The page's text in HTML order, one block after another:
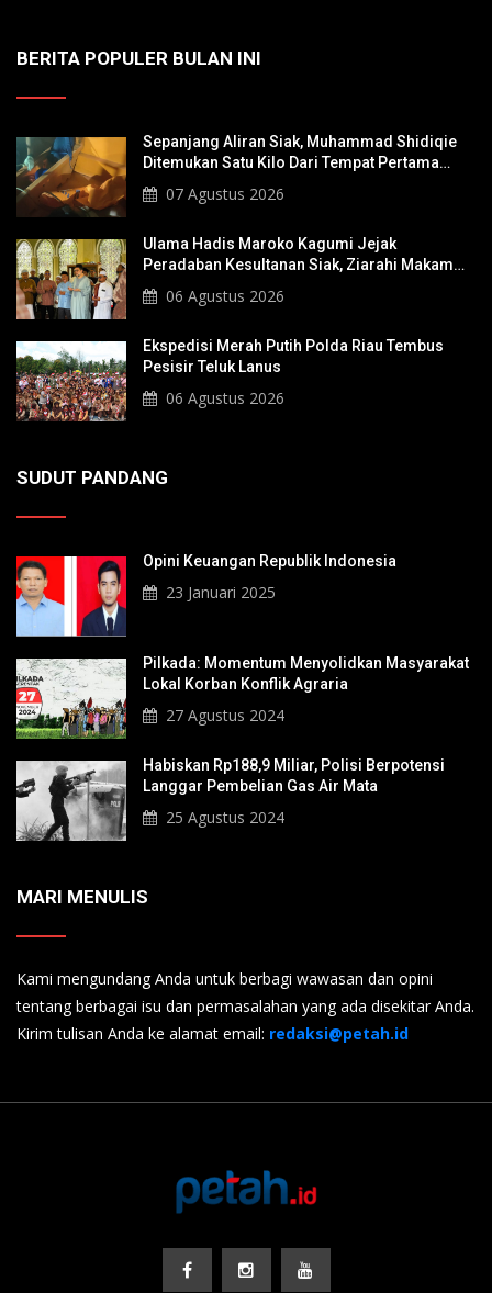
BERITA POPULER BULAN INI
Sepanjang Aliran Siak, Muhammad Shidiqie
Ditemukan Satu Kilo Dari Tempat Pertama
Tenggelam
07 Agustus 2026
Ulama Hadis Maroko Kagumi Jejak
Peradaban Kesultanan Siak, Ziarahi Makam
Sultan Hingga Pendiri Pekanbaru
06 Agustus 2026
Ekspedisi Merah Putih Polda Riau Tembus
Pesisir Teluk Lanus
06 Agustus 2026
SUDUT PANDANG
Opini Keuangan Republik Indonesia
23 Januari 2025
Pilkada: Momentum Menyolidkan Masyarakat
Lokal Korban Konflik Agraria
27 Agustus 2024
Habiskan Rp188,9 Miliar, Polisi Berpotensi
Langgar Pembelian Gas Air Mata
25 Agustus 2024
MARI MENULIS
Kami mengundang Anda untuk berbagi wawasan dan opini
tentang berbagai isu dan permasalahan yang ada disekitar Anda.
Kirim tulisan Anda ke alamat email: redaksi@petah.id